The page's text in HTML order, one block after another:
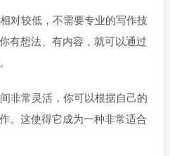
对较低，不需要专业的写作技
有想法、有内容，就可以通过
非常灵活，你可以根据自己的
。这使得它成为一种非常适合